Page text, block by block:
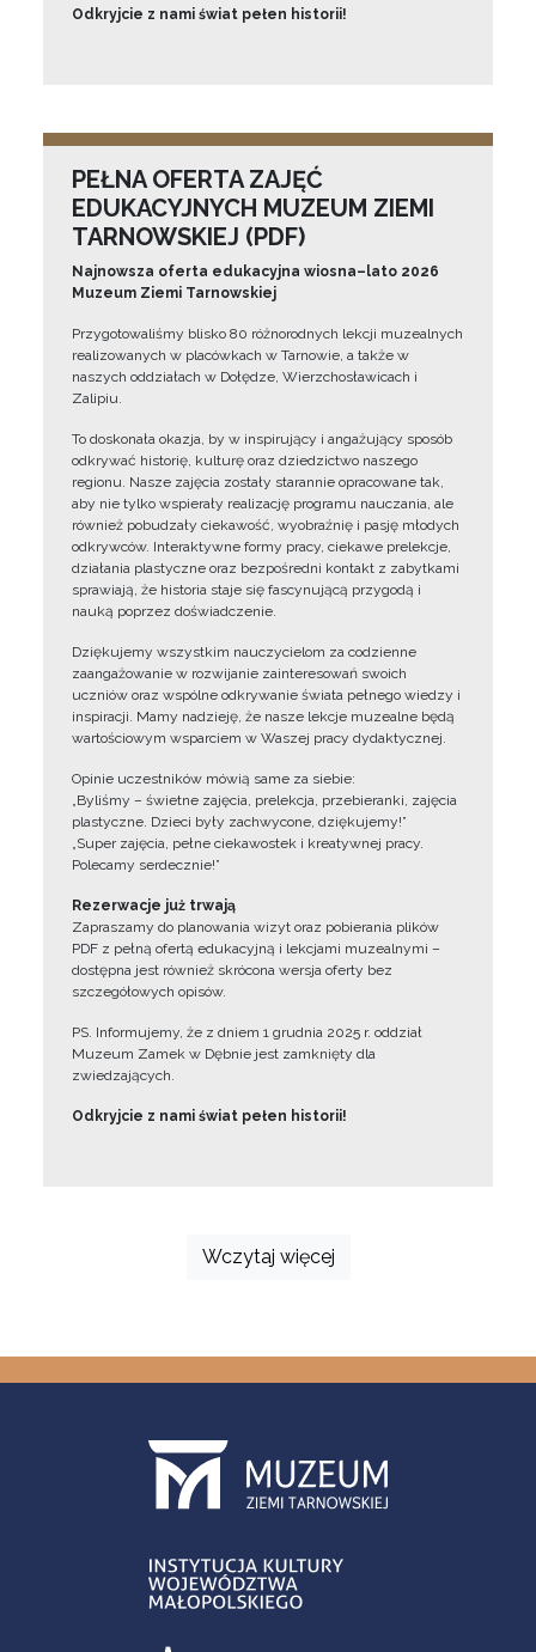
Odkryjcie z nami świat pełen historii!
PEŁNA OFERTA ZAJĘĆ
EDUKACYJNYCH MUZEUM ZIEMI
TARNOWSKIEJ (PDF)
Najnowsza oferta edukacyjna wiosna–lato 2026
Muzeum Ziemi Tarnowskiej
Przygotowaliśmy blisko 80 różnorodnych lekcji muzealnych
realizowanych w placówkach w Tarnowie, a także w
naszych oddziałach w Dołędze, Wierzchosławicach i
Zalipiu.
To doskonała okazja, by w inspirujący i angażujący sposób
odkrywać historię, kulturę oraz dziedzictwo naszego
regionu. Nasze zajęcia zostały starannie opracowane tak,
aby nie tylko wspierały realizację programu nauczania, ale
również pobudzały ciekawość, wyobraźnię i pasję młodych
odkrywców. Interaktywne formy pracy, ciekawe prelekcje,
działania plastyczne oraz bezpośredni kontakt z zabytkami
sprawiają, że historia staje się fascynującą przygodą i
nauką poprzez doświadczenie.
Dziękujemy wszystkim nauczycielom za codzienne
zaangażowanie w rozwijanie zainteresowań swoich
uczniów oraz wspólne odkrywanie świata pełnego wiedzy i
inspiracji. Mamy nadzieję, że nasze lekcje muzealne będą
wartościowym wsparciem w Waszej pracy dydaktycznej.
Opinie uczestników mówią same za siebie:
„Byliśmy – świetne zajęcia, prelekcja, przebieranki, zajęcia
plastyczne. Dzieci były zachwycone, dziękujemy!”
„Super zajęcia, pełne ciekawostek i kreatywnej pracy.
Polecamy serdecznie!”
Rezerwacje już trwają
Zapraszamy do planowania wizyt oraz pobierania plików
PDF z pełną ofertą edukacyjną i lekcjami muzealnymi –
dostępna jest również skrócona wersja oferty bez
szczegółowych opisów.
PS. Informujemy, że z dniem 1 grudnia 2025 r. oddział
Muzeum Zamek w Dębnie jest zamknięty dla
zwiedzających.
Odkryjcie z nami świat pełen historii!
Wczytaj więcej